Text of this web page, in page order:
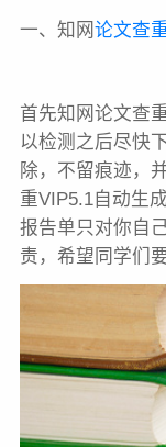
一、知网论文查
首先知网论文查
以检测之后尽快
除，不留痕迹，
重VIP5.1自动生
报告单只对你自
责，希望同学们